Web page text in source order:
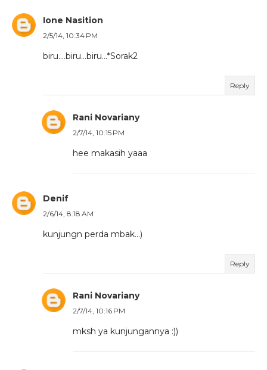
Ione Nasition
2/5/14, 10:34 PM
biru....biru...biru...*Sorak2
Reply
Rani Novariany
2/7/14, 10:15 PM
hee makasih yaaa
Denif
2/6/14, 8:18 AM
kunjungn perda mbak...)
Reply
Rani Novariany
2/7/14, 10:16 PM
mksh ya kunjungannya :))